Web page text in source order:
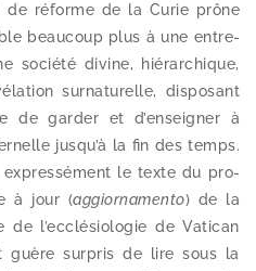
de réforme de la Curie prône
beau­coup plus à une entre­
socié­té divine, hié­rar­chique,
sur­na­tu­relle, dis­po­sant
de gar­der et d’enseigner à
jusqu’à la fin des temps.
expres­sé­ment le texte du pro­
à jour (aggior­na­men­to) de la
l’ecclésiologie de Vatican
guère sur­pris de lire sous la